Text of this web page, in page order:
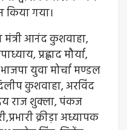
किया गया।
मंत्री आनंद कुशवाहा,
प्रह्लाद मौर्या,
युवा मोर्चा मण्डल
कुशवाहा, अरविंद
राज शुक्ला, पंकज
क्रीड़ा अध्यापक